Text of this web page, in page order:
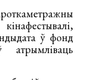
ў фонд